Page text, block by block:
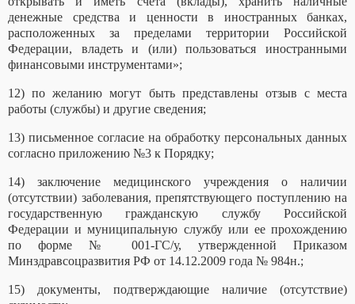
денежные средства и ценности в иностранных банках,
расположенных за пределами территории Российской
Федерации, владеть и (или) пользоваться иностранными
финансовыми инструментами»;
12) по желанию могут быть представлены отзыв с места
работы (службы) и другие сведения;
13) письменное согласие на обработку персональных данных
согласно приложению №3 к Порядку;
14) заключение медицинского учреждения о наличии
(отсутствии) заболевания, препятствующего поступлению на
государственную гражданскую службу Российской
Федерации и муниципальную службу или ее прохождению
по форме № 001-ГС/у, утвержденной Приказом
Минздравсоцразвития РФ от 14.12.2009 года № 984н.;
15) документы, подтверждающие наличие (отсутствие)